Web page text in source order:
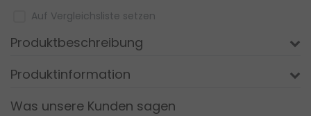
Auf Vergleichsliste setzen
Produktbeschreibung
Produktinformation
Was unsere Kunden sagen